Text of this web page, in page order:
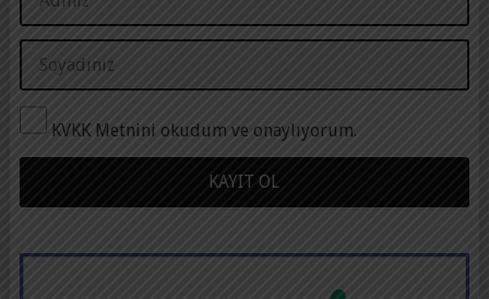
KVKK Metnini okudum ve onaylıyorum.